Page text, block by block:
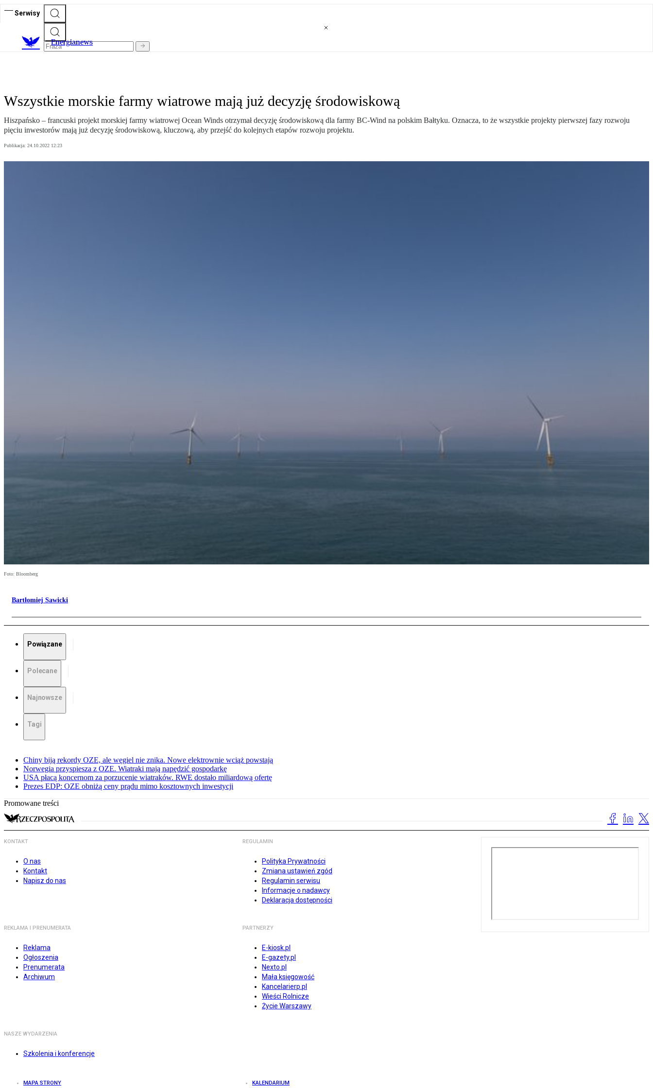
Serwisy
Energianews
Wszystkie morskie farmy wiatrowe mają już decyzję środowiskową
Hiszpańsko – francuski projekt morskiej farmy wiatrowej Ocean Winds otrzymał decyzję środowiskową dla farmy BC-Wind na polskim Bałtyku. Oznacza, to że wszystkie projekty pierwszej fazy rozwoju
pięciu inwestorów mają już decyzję środowiskową, kluczową, aby przejść do kolejnych etapów rozwoju projektu.
Publikacja: 24.10.2022 12:23
Foto: Bloomberg
Bartłomiej Sawicki
Powiązane
Polecane
Najnowsze
Tagi
Chiny biją rekordy OZE, ale węgiel nie znika. Nowe elektrownie wciąż powstają
Norwegia przyspiesza z OZE. Wiatraki mają napędzić gospodarkę
USA płacą koncernom za porzucenie wiatraków. RWE dostało miliardową ofertę
Prezes EDP: OZE obniżą ceny prądu mimo kosztownych inwestycji
Promowane treści
KONTAKT
O nas
Kontakt
Napisz do nas
REGULAMIN
Polityka Prywatności
Zmiana ustawień zgód
Regulamin serwisu
Informacje o nadawcy
Deklaracja dostępności
REKLAMA I PRENUMERATA
Reklama
Ogłoszenia
Prenumerata
Archiwum
PARTNERZY
E-kiosk.pl
E-gazety.pl
Nexto.pl
Mała księgowość
Kancelarierp.pl
Wieści Rolnicze
Życie Warszawy
NASZE WYDARZENIA
Szkolenia i konferencje
MAPA STRONY KALENDARIUM